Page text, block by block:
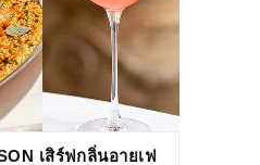
เสิร์ฟกลิ่นอายเฟ